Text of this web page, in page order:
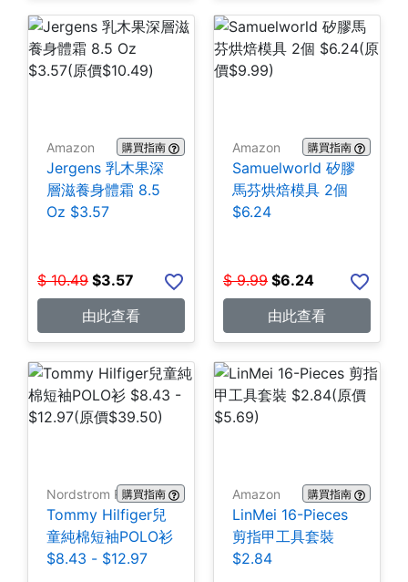
Amazon 購買指南
Jergens 乳木果深
層滋養身體霜 8.5
Oz $3.57
$ 10.49 $3.57
由此查看
Amazon 購買指南
Samuelworld 矽膠
馬芬烘焙模具 2個
$6.24
$ 9.99 $6.24
由此查看
Nordstrom Rack購買指南
Tommy Hilfiger兒
童純棉短袖POLO衫
$8.43 - $12.97
Amazon 購買指南
LinMei 16-Pieces
剪指甲工具套裝
$2.84